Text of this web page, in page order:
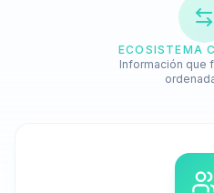
ECOSISTEMA
Información que